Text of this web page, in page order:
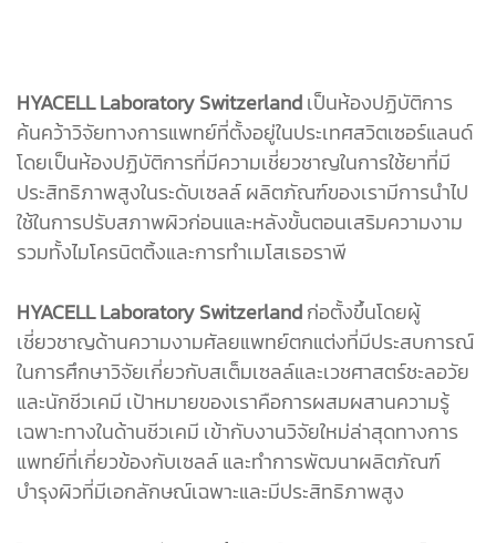
HYACELL Laboratory Switzerlandเป็นห้องปฏิบัติการ
ค้นคว้าวิจัยทางการแพทย์ที่ตั้งอยู่ในประเทศสวิตเซอร์แลนด์
โดยเป็นห้องปฏิบัติการที่มีความเชี่ยวชาญในการใช้ยาที่มี
ประสิทธิภาพสูงในระดับเซลล์ ผลิตภัณฑ์ของเรามีการนำไป
ใช้ในการปรับสภาพผิวก่อนและหลังขั้นตอนเสริมความงาม
รวมทั้งไมโครนิตติ้งและการทำเมโสเธอราพี
HYACELL Laboratory Switzerlandก่อตั้งขึ้นโดยผู้
เชี่ยวชาญด้านความงามศัลยแพทย์ตกแต่งที่มีประสบการณ์
ในการศึกษาวิจัยเกี่ยวกับสเต็มเซลล์และเวชศาสตร์ชะลอวัย
และนักชีวเคมี เป้าหมายของเราคือการผสมผสานความรู้
เฉพาะทางในด้านชีวเคมี เข้ากับงานวิจัยใหม่ล่าสุดทางการ
แพทย์ที่เกี่ยวข้องกับเซลล์ และทำการพัฒนาผลิตภัณฑ์
บำรุงผิวที่มีเอกลักษณ์เฉพาะและมีประสิทธิภาพสูง